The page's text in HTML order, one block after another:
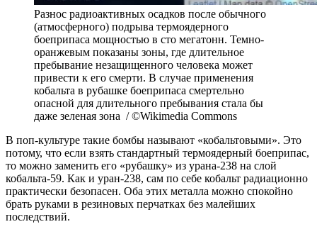
Разнос радиоактивных осадков после обычного
(атмосферного) подрыва термоядерного
боеприпаса мощностью в сто мегатонн. Темно-
оранжевым показаны зоны, где длительное
пребывание незащищенного человека может
привести к его смерти. В случае применения
кобальта в рубашке боеприпаса смертельно
опасной для длительного пребывания стала бы
даже зеленая зона / ©Wikimedia Commons
В поп-культуре такие бомбы называют «кобальтовыми». Это
потому, что если взять стандартный термоядерный боеприпас,
то можно заменить его «рубашку» из урана-238 на слой
кобальта-59. Как и уран-238, сам по себе кобальт радиационно
практически безопасен. Оба этих металла можно спокойно
брать руками в резиновых перчатках без малейших
последствий.